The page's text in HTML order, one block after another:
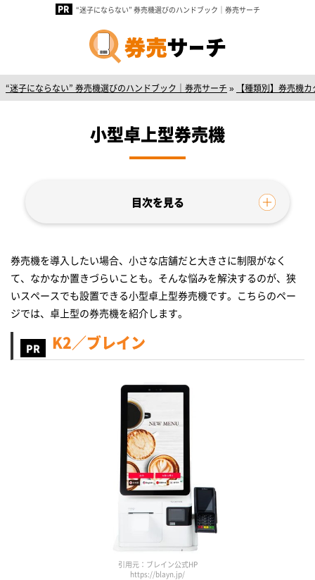
“迷子にならない” 券売機選びのハンドブック｜券売サーチ
“迷子にならない” 券売機選びのハンドブック｜券売サーチ » 【種類別】券売機
小型卓上型券売機
券売機を導入したい場合、小さな店舗だと大きさに制限がなく
て、なかなか置きづらいことも。そんな悩みを解決するのが、狭
いスペースでも設置できる小型卓上型券売機です。こちらのペー
ジでは、卓上型の券売機を紹介します。
K2／ブレイン
引用元：ブレイン公式HP
https://blayn.jp/